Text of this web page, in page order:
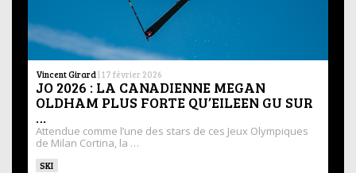
Vincent Girard | 17 février 2026
JO 2026 : LA CANADIENNE MEGAN
OLDHAM PLUS FORTE QU’EILEEN GU SUR
…
Attendue comme l’une des stars de ces Jeux Olympiques
de Milan Cortina, la …
SKI